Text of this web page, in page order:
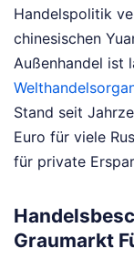
Handelspolitik
chinesischen
Außenhandel ist
Stand seit
Euro für viele
für private
Graumarkt